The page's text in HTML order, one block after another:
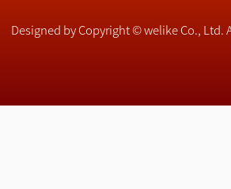
Designed by Copyright © welike Co., Ltd.